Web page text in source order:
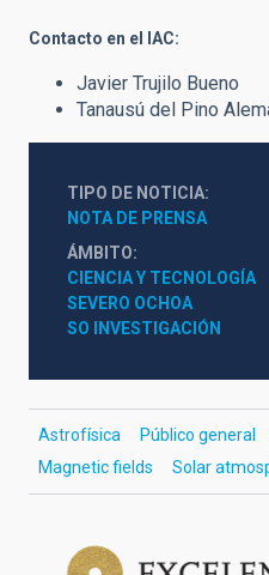
Contacto en el IAC:
Javier Trujilo Bueno
Tanausú del Pino
TIPO DE NOTICIA
NOTA DE PRENSA
ÁMBITO
CIENCIA Y TECNOLOGÍA
SEVERO OCHOA
SO INVESTIGACIÓN
Astrofísica Público general
Magnetic fields
Solar